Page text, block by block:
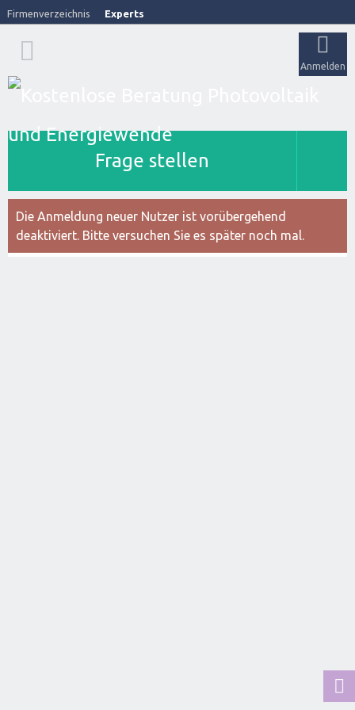
Firmenverzeichnis Experts
Anmelden
Frage stellen
Die Anmeldung neuer Nutzer ist vorübergehend
deaktiviert. Bitte versuchen Sie es später noch mal.